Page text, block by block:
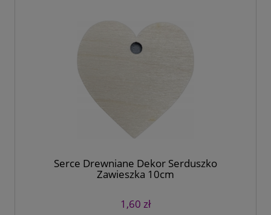
Serce Drewniane Dekor Serduszko
Zawieszka 10cm
1,60 zł